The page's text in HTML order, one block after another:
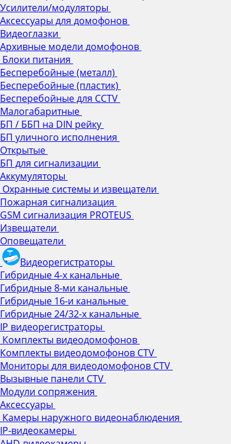
Усилители/модуляторы
Аксессуары для домофонов
Видеоглазки
Архивные модели домофонов
Блоки питания
Бесперебойные (металл)
Бесперебойные (пластик)
Бесперебойные для CCTV
Малогабаритные
БП / ББП на DIN рейку
БП уличного исполнения
Открытые
БП для сигнализации
Аккумуляторы
Охранные системы и извещатели
Пожарная сигнализация
GSM сигнализация PROTEUS
Извещатели
Оповещатели
Видеорегистраторы
Гибридные 4-х канальные
Гибридные 8-ми канальные
Гибридные 16-и канальные
Гибридные 24/32-х канальные
IP видеорегистраторы
Комплекты видеодомофонов
Комплекты видеодомофонов CTV
Мониторы для видеодомофонов CTV
Вызывные панели CTV
Модули сопряжения
Аксессуары
Камеры наружного видеонаблюдения
IP-видеокамеры